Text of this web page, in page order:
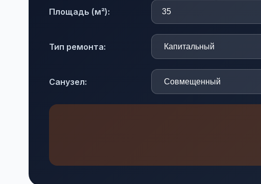
Площадь (м²):
Тип ремонта:
Санузел: